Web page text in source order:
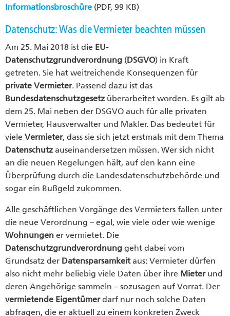
Informationsbroschüre (PDF, 99 KB)
Datenschutz: Was die Vermieter beachten müssen
Am 25. Mai 2018 ist die EU-
Datenschutzgrundverordnung (DSGVO) in Kraft
getreten. Sie hat weitreichende Konsequenzen für
private Vermieter. Passend dazu ist das
Bundesdatenschutzgesetz überarbeitet worden. Es gilt ab
dem 25. Mai neben der DSGVO auch für alle privaten
Vermieter, Hausverwalter und Makler. Das bedeutet für
viele Vermieter, dass sie sich jetzt erstmals mit dem Thema
Datenschutz auseinandersetzen müssen. Wer sich nicht
an die neuen Regelungen hält, auf den kann eine
Überprüfung durch die Landesdatenschutzbehörde und
sogar ein Bußgeld zukommen.
Alle geschäftlichen Vorgänge des Vermieters fallen unter
die neue Verordnung – egal, wie viele oder wie wenige
Wohnungen er vermietet. Die
Datenschutzgrundverordnung geht dabei vom
Grundsatz der Datensparsamkeitaus: Vermieter dürfen
also nicht mehr beliebig viele Daten über ihre Mieterund
deren Angehörige sammeln – sozusagen auf Vorrat. Der
vermietende Eigentümerdarf nur noch solche Daten
abfragen, die er aktuell zu einem konkreten Zweck